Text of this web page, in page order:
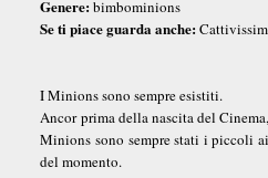
Genere:bimbominions
Se ti piace guarda anche:
I Minions sono sempre esistiti.
Ancor prima della nascita del
Minions sono sempre stati i piccoli
del momento.